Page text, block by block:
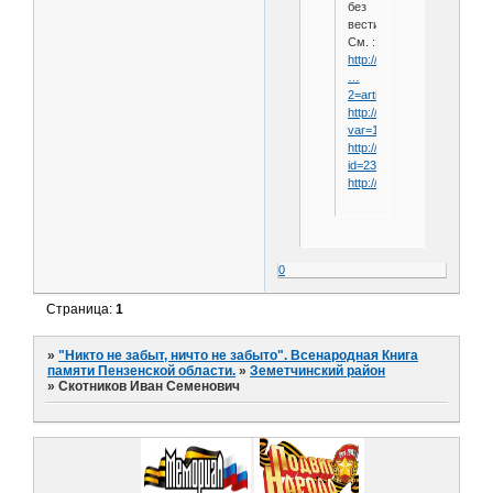
без
вести.
См. :
http://www.relga.ru/
…
2=articles
http://library.lg.ua/pam/
var=1
http://library.lg.ua/pam/
id=235
http://library.lg.ua/pam/
0
Страница:1
»"Никто не забыт, ничто не забыто". Всенародная Книга
памяти Пензенской области. »Земетчинский район
»Скотников Иван Семенович